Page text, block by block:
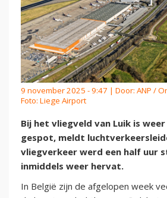
9 november 2025 - 9:47 | Door: ANP /
Foto: Liege Airport
Bij het vliegveld van Luik is
gespot, meldt
vliegverkeer werd een half uur
inmiddels weer hervat.
In België zijn de afgelopen week